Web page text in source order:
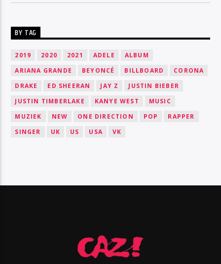
BY TAG
2019 2020 2021 ADELE
ALBUM
ARIANA GRANDE
BEYONCÉ BILLBOARD
CORONA
DRAKE
ED SHEERAN JAY Z
JUSTIN BIEBER
JUSTIN TIMBERLAKE
KANYE WEST
MUSIC
MUZIEK
NEW ONE DIRECTION POP
RAPPER
SINGER
UK US USA VK